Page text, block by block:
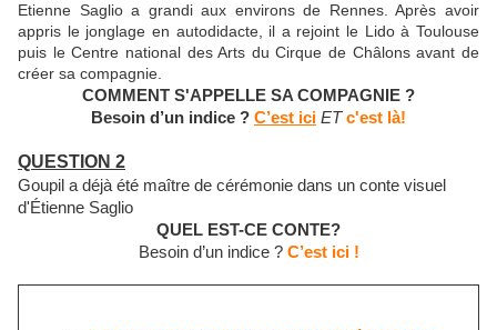
Etienne Saglio a grandi aux environs de Rennes. Après avoir
appris le jonglage en autodidacte, il a rejoint le Lido à Toulouse
puis le Centre national des Arts du Cirque de Châlons avant de
créer sa compagnie.
COMMENT S'APPELLE SA COMPAGNIE ?
Besoin d’un indice ? C’est ici ET c'est là!
QUESTION 2
Goupil a déjà été maître de cérémonie dans un conte visuel
d'Étienne Saglio
QUEL EST-CE CONTE?
Besoin d’un indice ? C’est ici !